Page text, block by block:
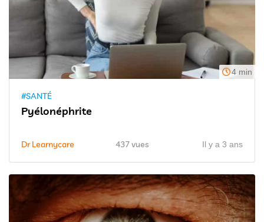
4 min
#SANTÉ
Pyélonéphrite
Dr Learnycare 437 vues Il y a 3 ans